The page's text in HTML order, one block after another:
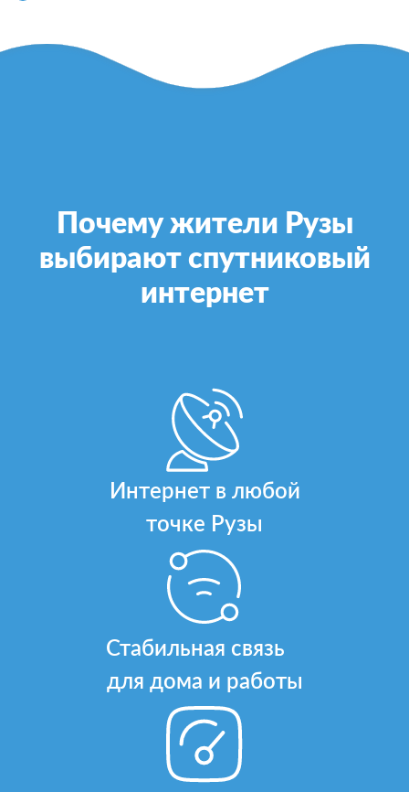
Почему жители Рузы
выбирают спутниковый
интернет
Интернет в любой
точке Рузы
Стабильная связь
для дома и работы